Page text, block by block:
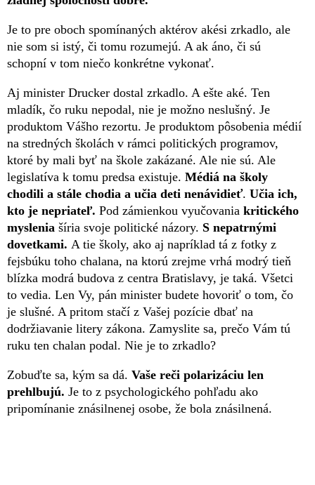
Je to pre oboch spomínaných aktérov akési zrkadlo, ale
nie som si istý, či tomu rozumejú. A ak áno, či sú
schopní v tom niečo konkrétne vykonať.
Aj minister Drucker dostal zrkadlo. A ešte aké. Ten
mladík, čo ruku nepodal, nie je možno neslušný. Je
produktom Vášho rezortu. Je produktom pôsobenia médií
na stredných školách v rámci politických programov,
ktoré by mali byť na škole zakázané. Ale nie sú. Ale
legislatíva k tomu predsa existuje. Médiá na školy
chodili a stále chodia a učia deti nenávidieť. Učia ich,
kto je nepriateľ. Pod zámienkou vyučovania kritického
myslenia šíria svoje politické názory. S nepatrnými
dovetkami. A tie školy, ako aj napríklad tá z fotky z
fejsbúku toho chalana, na ktorú zrejme vrhá modrý tieň
blízka modrá budova z centra Bratislavy, je taká. Všetci
to vedia. Len Vy, pán minister budete hovoriť o tom, čo
je slušné. A pritom stačí z Vašej pozície dbať na
dodržiavanie litery zákona. Zamyslite sa, prečo Vám tú
ruku ten chalan podal. Nie je to zrkadlo?
Zobuďte sa, kým sa dá. Vaše reči polarizáciu len
prehlbujú. Je to z psychologického pohľadu ako
pripomínanie znásilnenej osobe, že bola znásilnená.